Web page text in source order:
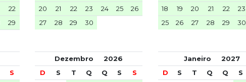
22
29
20
21 22 23 24 25
26
27
28 29 30
18
19 20 21 22 23
25
26 27 28 29 30
S
Dezembro2026
D
S T Q Q S
S
Janeiro 2027
D
S T Q Q S